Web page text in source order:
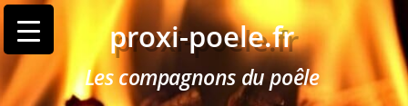
proxi-poele.fr
Les compagnons du poêle